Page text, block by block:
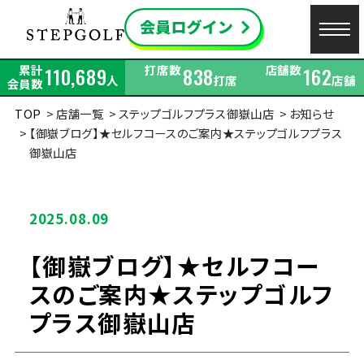
累計
会員数110,689人
打席数838打席
店舗数162店舗
TOP
店舗一覧 ステップゴルフプラス御嶽山店
お知らせ
【御嶽ブログ】★セルフコースのご案内★ステップゴルフプラス
御嶽山店
2025.08.09
【御嶽ブログ】★セルフコー
スのご案内★ステップゴルフ
プラス御嶽山店